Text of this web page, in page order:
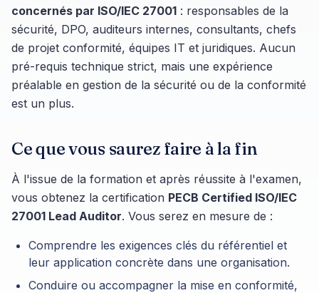
concernés par ISO/IEC 27001 : responsables de la
sécurité, DPO, auditeurs internes, consultants, chefs
de projet conformité, équipes IT et juridiques. Aucun
pré-requis technique strict, mais une expérience
préalable en gestion de la sécurité ou de la conformité
est un plus.
Ce que vous saurez faire à la fin
À l'issue de la formation et après réussite à l'examen,
vous obtenez la certification PECB Certified ISO/IEC
27001 Lead Auditor. Vous serez en mesure de :
Comprendre les exigences clés du référentiel et
leur application concrète dans une organisation.
Conduire ou accompagner la mise en conformité,